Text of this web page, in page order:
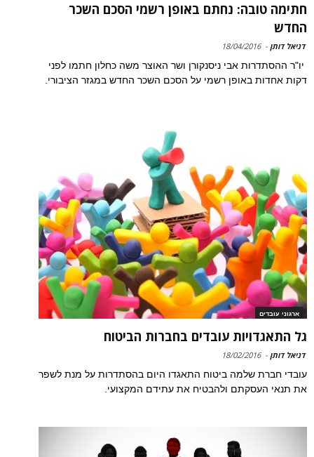
חתימה טובה: נחתם באופן רשמי הסכם השכר
החדש
דניאל דותן -
18/04/2016
יו"ר ההסתדרות אבי ניסנקורן ושר האוצר משה כחלון חתמו לפני
דקות אחדות באופן רשמי על הסכם השכר החדש במגזר הציבורי.
ארגוני עובדים
גל התאגדויות עובדים בחברות הביטוח
דניאל דותן -
18/02/2016
עובדי חברת שלמה ביטוח התאגדו היום בהסתדרות על מנת לשפר
את תנאי העסקתם ולהבטיח את עתידם המקצועי.